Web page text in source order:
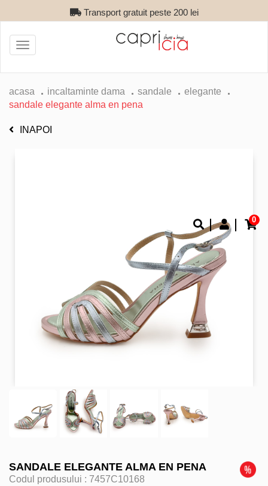
Transport gratuit peste 200 lei
0
Toggle
navigation
acasa incaltaminte dama sandale
elegante
sandale elegante alma en pena
INAPOI
SANDALE ELEGANTE ALMA EN PENA
Codul produsului : 7457C10168